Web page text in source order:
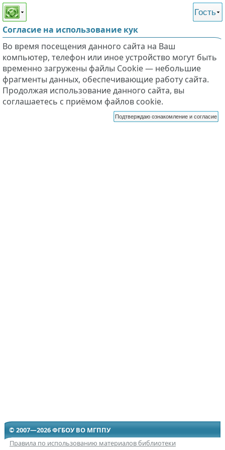
Этот сайт поддерживает
слабовидящих
Гость
Согласие на использование кук
Во время посещения данного сайта на Ваш
компьютер, телефон или иное устройство могут быть
временно загружены файлы Cookie — небольшие
фрагменты данных, обеспечивающие работу сайта.
Продолжая использование данного сайта, вы
соглашаетесь с приёмом файлов cookie.
Подтверждаю ознакомление и согласие
© 2007—2026 ФГБОУ ВО МГППУ
Правила по использованию материалов библиотеки